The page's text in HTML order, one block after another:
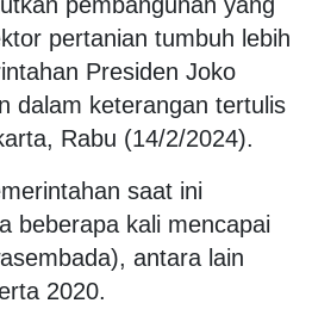
pertanian tumbuh lebih
Presiden Joko
dalam keterangan tertulis
Rabu (14/2/2024).
saat ini
beberapa kali mencapai
antara lain
2020.